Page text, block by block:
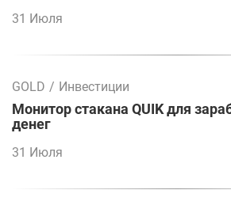
31 Июля
GOLD / Инвестиции
Монитор стакана QUIK для
денег
31 Июля